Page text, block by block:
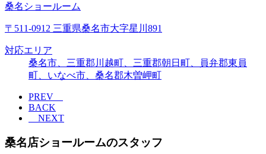
桑名ショールーム
〒511-0912 三重県桑名市大字星川891
対応エリア
桑名市、三重郡川越町、三重郡朝日町、員弁郡東員
町、いなべ市、桑名郡木曽岬町
PREV
BACK
NEXT
桑名店ショールームのスタッフ